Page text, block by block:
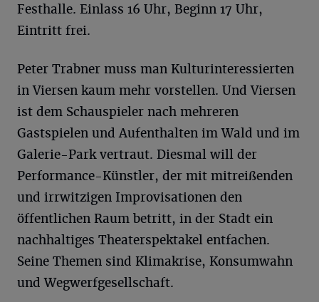
Festhalle. Einlass 16 Uhr, Beginn 17 Uhr,
Eintritt frei.
Peter Trabner muss man Kulturinteressierten
in Viersen kaum mehr vorstellen. Und Viersen
ist dem Schauspieler nach mehreren
Gastspielen und Aufenthalten im Wald und im
Galerie-Park vertraut. Diesmal will der
Performance-Künstler, der mit mitreißenden
und irrwitzigen Improvisationen den
öffentlichen Raum betritt, in der Stadt ein
nachhaltiges Theaterspektakel entfachen.
Seine Themen sind Klimakrise, Konsumwahn
und Wegwerfgesellschaft.